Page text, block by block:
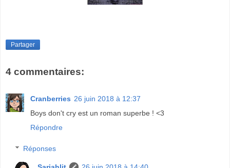
Partager
4 commentaires:
Cranberries 26 juin 2018 à 12:37
Boys don't cry est un roman superbe ! <3
Répondre
Réponses